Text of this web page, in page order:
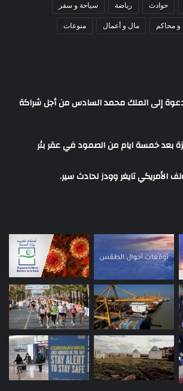
حوادث رياضة سياحة و سفر
و محاكم مال و أعمال منوعات
دعوة إلى الملك محمد السادس من أجل شراكة
بعد خمسة ايام من الصمود في عقر بئر
الأمريكي تايغر وودز لحادث سير.